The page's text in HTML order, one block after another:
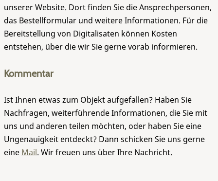
unserer Website. Dort finden Sie die Ansprechpersonen,
das Bestellformular und weitere Informationen. Für die
Bereitstellung von Digitalisaten können Kosten
entstehen, über die wir Sie gerne vorab informieren.
Kommentar
Ist Ihnen etwas zum Objekt aufgefallen? Haben Sie
Nachfragen, weiterführende Informationen, die Sie mit
uns und anderen teilen möchten, oder haben Sie eine
Ungenauigkeit entdeckt? Dann schicken Sie uns gerne
eine Mail. Wir freuen uns über Ihre Nachricht.